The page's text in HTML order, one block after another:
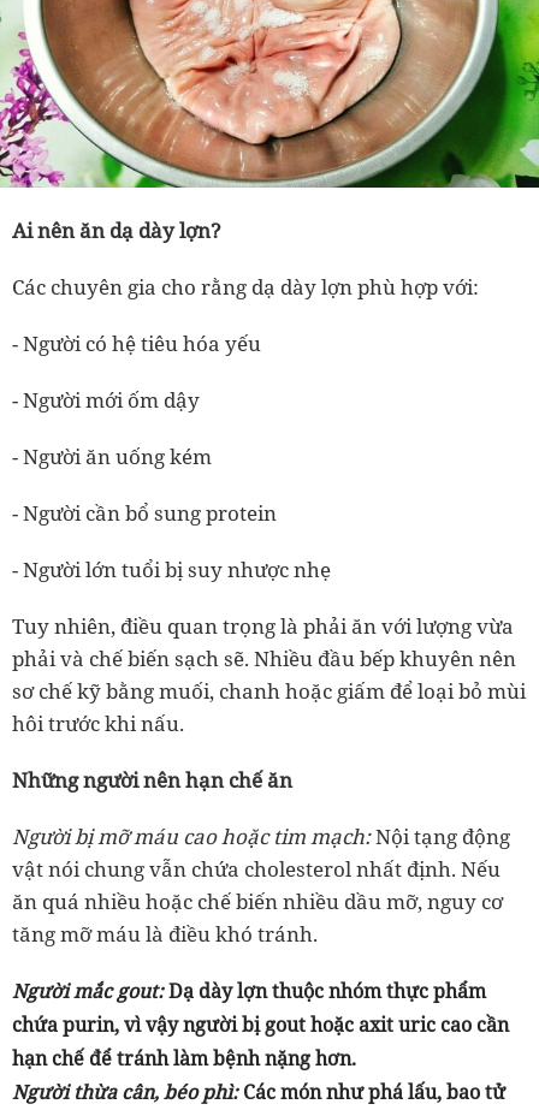
Ai nên ăn dạ dày lợn?
Các chuyên gia cho rằng dạ dày lợn phù hợp với:
- Người có hệ tiêu hóa yếu
- Người mới ốm dậy
- Người ăn uống kém
- Người cần bổ sung protein
- Người lớn tuổi bị suy nhược nhẹ
Tuy nhiên, điều quan trọng là phải ăn với lượng vừa
phải và chế biến sạch sẽ. Nhiều đầu bếp khuyên nên
sơ chế kỹ bằng muối, chanh hoặc giấm để loại bỏ mùi
hôi trước khi nấu.
Những người nên hạn chế ăn
Người bị mỡ máu cao hoặc tim mạch:Nội tạng động
vật nói chung vẫn chứa cholesterol nhất định. Nếu
ăn quá nhiều hoặc chế biến nhiều dầu mỡ, nguy cơ
tăng mỡ máu là điều khó tránh.
Người mắc gout:Dạ dày lợn thuộc nhóm thực phẩm
chứa purin, vì vậy người bị gout hoặc axit uric cao cần
hạn chế để tránh làm bệnh nặng hơn.
Người thừa cân, béo phì:Các món như phá lấu, bao tử